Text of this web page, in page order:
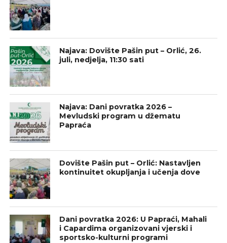
Najava: Dovište Pašin put – Orlić, 26.
juli, nedjelja, 11:30 sati
Najava: Dani povratka 2026 –
Mevludski program u džematu
Papraća
Dovište Pašin put – Orlić: Nastavljen
kontinuitet okupljanja i učenja dove
Dani povratka 2026: U Papraći, Mahali
i Capardima organizovani vjerski i
sportsko-kulturni programi